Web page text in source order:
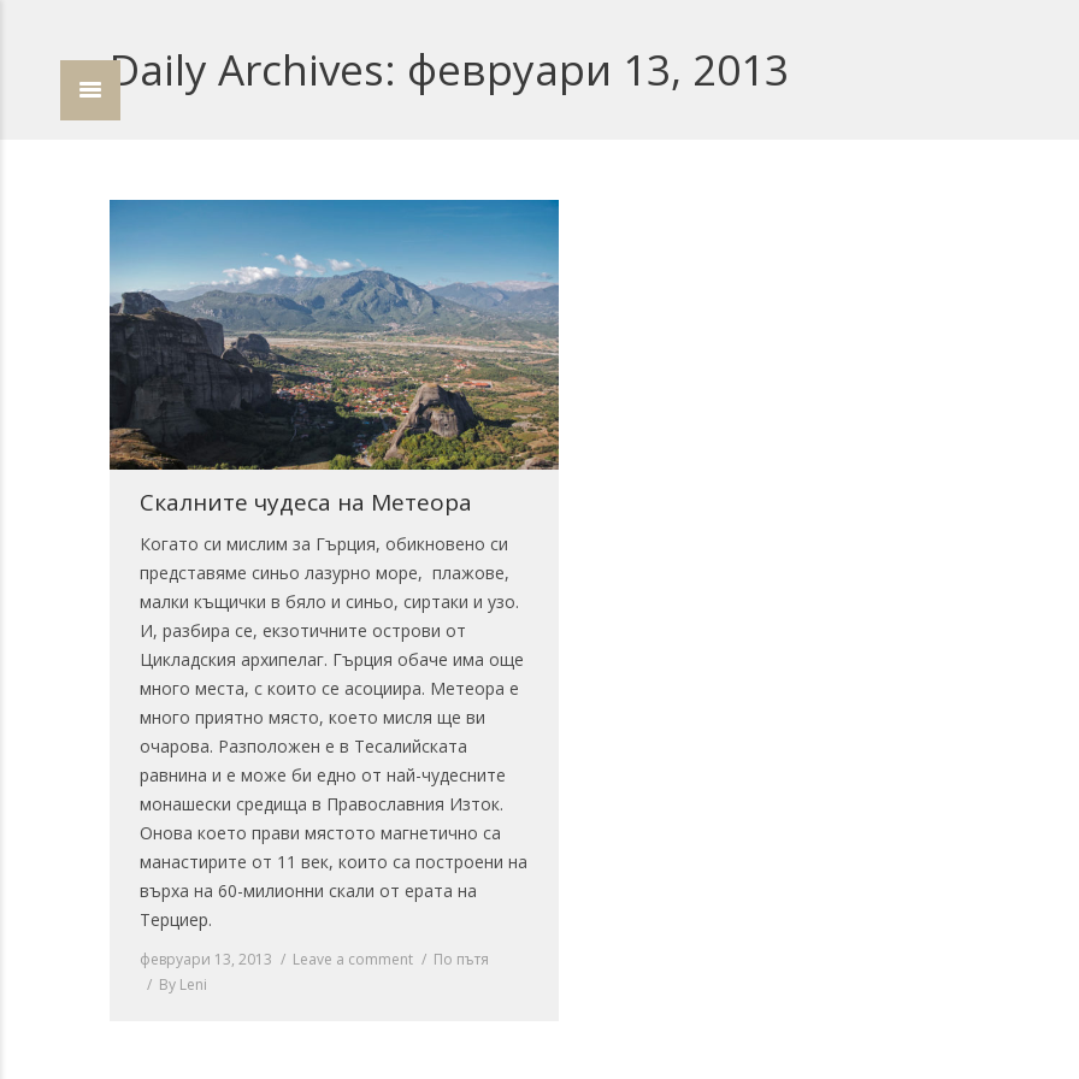
Daily Archives: февруари 13, 2013
Скалните чудеса на Метеора
Когато си мислим за Гърция, обикновено си
представяме синьо лазурно море, плажове,
малки къщички в бяло и синьо, сиртаки и узо.
И, разбира се, екзотичните острови от
Цикладския архипелаг. Гърция обаче има още
много места, с които се асоциира. Метеора е
много приятно място, което мисля ще ви
очарова. Разположен е в Тесалийската
равнина и е може би едно от най-чудесните
монашески средища в Православния Изток.
Онова което прави мястото магнетично са
манастирите от 11 век, които са построени на
върха на 60-милионни скали от ерата на
Терциер.
февруари 13, 2013 Leave a comment
По пътя
By Leni